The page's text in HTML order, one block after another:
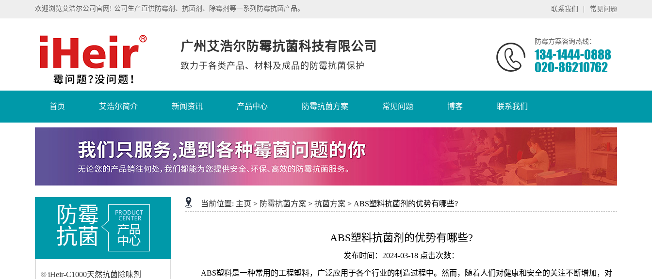
欢迎浏览艾浩尔公司官网! 公司生产直供防霉剂、抗菌剂、除霉剂等一系列防霉抗菌产品。 联系我们 常见问题
广州艾浩尔防霉抗菌科技有限公司
致力于各类产品、材料及成品的防霉抗菌保护
防霉方案咨询热线：
134-1444-0888
020-86210762
首页 艾浩尔简介 新闻资讯 产品中心 防霉抗菌方案 常见问题 博客 联系我们
防霉
抗菌
iHeir-C1000天然抗菌除味剂
当前位置: 主页 > 防霉抗菌方案 > 抗菌方案 > ABS塑料抗菌剂的优势有哪些?
ABS塑料抗菌剂的优势有哪些?
发布时间：2024-03-18 点击次数：
ABS塑料是一种常用的工程塑料，广泛应用于各个行业的制造过程中。然而，随着人们对健康和安全的关注不断增加，对